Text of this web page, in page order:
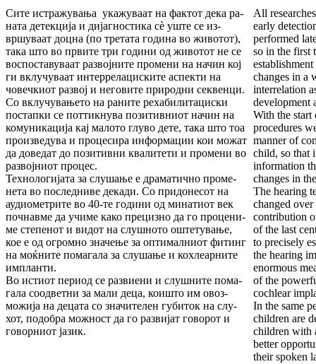
Сите истражувања укажуваат на фактот дека ра­­­
ната детекција и дијагностика сè уште се из­
вршуваат доцна (по третата година во жи­во­тот),
така што во првите три години од жи­во­тот не се
воспоставуваат развојните промени на начин кој
ги вклучуваат интеррелациските ас­пек­ти на
човечкиот развој и неговите природни сек­вен­ци.
Со вклучувањето на раните рехаби­ли­тацис­ки
постапки се поттикнува позитивниот начин на
комуникација кај малото глуво дете, така што тоа
произведува и процесира инфор­ма­ции кои можат
да доведат до позитивни ква­ли­тети и промени во
развојниот процес.
Технологијата за слушање е драматично про­ме­
не­та во последниве декади. Со придонесот на
аудиометрите во 40-те години од минатиот век
почнавме да учиме како прецизно да го проце­ни­
ме степенот и видот на слушното оштету­ва­ње,
кое е од огромно значење за оптималниот фи­­тинг
на моќните помагала за слушање и кох­леарните
импланти.
Во истиот период се развиени и слушните по­ма­
гала соодветни за мали деца, коишто им овоз­
можија на децата со значителен губиток на слу­
хот, подобра можност да го развијат говорот и
говорниот јазик.
All
early
performed
so in the first
changes in a
interrelation
development
With the
procedures
manner of
child, so that
information
changes in
The hearing
changed over
contribution
of the last
to precisely
the hearing
enormous
of the
cochlear
In the same
children are
children with
better
their spoken